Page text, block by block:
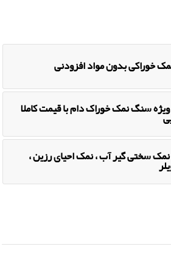
خوراکی بدون مواد افزودنی
سنگ نمک خوراک دام با قیمت کاملا
سختی گیر آب ، نمک احیای رزین ،